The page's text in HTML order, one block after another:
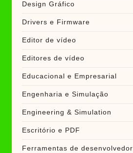
Design Gráfico
Drivers e Firmware
Editor de vídeo
Editores de vídeo
Educacional e Empresarial
Engenharia e Simulação
Engineering & Simulation
Escritório e PDF
Ferramentas de desenvolvedor